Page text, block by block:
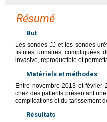
Résumé
But
Les sondes JJ et les sondes
fistules urinaires compliquées
invasive, reproductible et
Matériels et méthodes
Entre novembre 2013 et
chez des patients présentant
complications et du tarissement
Résultats